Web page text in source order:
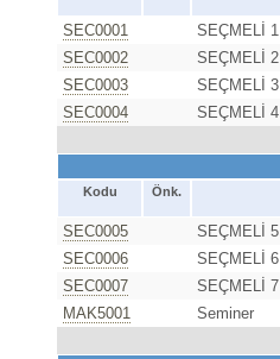
SEC0001
SEÇMELİ 1
SEC0002
SEÇMELİ 2
SEC0003
SEÇMELİ 3
SEC0004
SEÇMELİ 4
Kodu Önk.
SEC0005
SEÇMELİ 5
SEC0006
SEÇMELİ 6
SEC0007
SEÇMELİ 7
MAK5001
Seminer